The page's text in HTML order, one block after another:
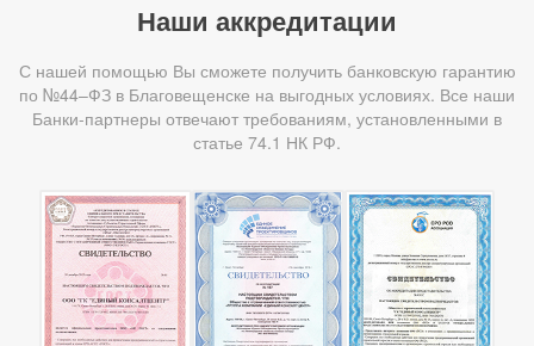
Наши аккредитации
С нашей помощью Вы сможете получить банковскую гарантию
по №44–ФЗ в Благовещенске на выгодных условиях. Все наши
Банки-партнеры отвечают требованиям, установленными в
статье 74.1 НК РФ.